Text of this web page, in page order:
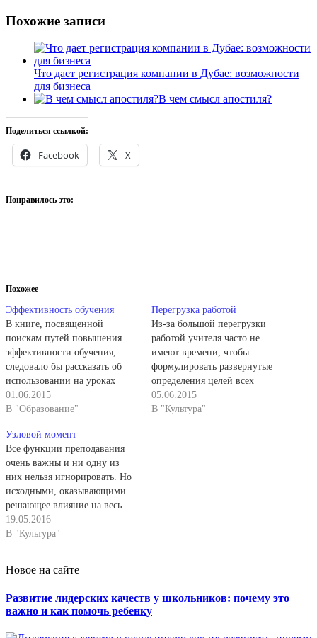
Похожие записи
Что дает регистрация компании в Дубае: возможности
для бизнеса
В чем смысл апостиля?
Поделиться ссылкой:
Facebook X
Понравилось это:
Похожее
Эффективность обучения
В книге, посвященной
поискам путей повышения
эффективности обучения,
следовало бы рассказать об
использовании на уроках
истории компьютерной
техники. Но автор не
как в ее решении еще нет
даже минимального
методического опыта, кроме
первых попыток использовать
компьютер для проверки
знаний учащихся.
Использование компьютеров в
обучении истории —…
01.06.2015
В "Образование"
Перегрузка работой
Из-за большой перегрузки
работой учителя часто не
имеют времени, чтобы
формулировать развернутые
определения целей всех
уроков. В поисках конкретной
помощи они обращаются к
05.06.2015
В "Культура"
Узловой момент
Все функции преподавания
очень важны и ни одну из
них нельзя игнорировать. Но
исходными, оказывающими
решающее влияние на весь
процесс преподавания,
являются две первые
уроку. Узловой момент в них
соотнесение методически
обработанного содержания
урока с адекватными
19.05.2016
В "Культура"
Новое на сайте
Развитие лидерских качеств у школьников: почему это
важно и как помочь ребенку